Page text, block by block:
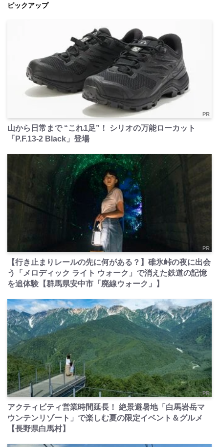
ピックアップ
PR
山から日常まで “これ1足”！ シリオの万能ローカット
「P.F.13-2 Black」登場
PR
【行き止まりレールの先に何がある？】碓氷峠の夜に出会
う「メロディック ライト ウォーク」で消えた鉄道の記憶
を追体験【群馬県安中市「廃線ウォーク」】
PR
アクティビティ営業時間延長！ 絶景避暑地「白馬岩岳マ
ウンテンリゾート」で楽しむ夏の限定イベント＆グルメ
【長野県白馬村】